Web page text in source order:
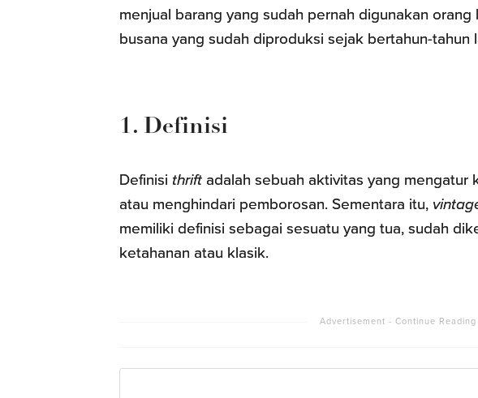
menjual barang yang sudah pernah digunakan
busana yang sudah diproduksi sejak bertahun-tahun
1. Definisi
Definisi thrift adalah sebuah aktivitas yang mengatur
atau menghindari pemborosan. Sementara itu,
memiliki definisi sebagai sesuatu yang tua, sudah
ketahanan atau klasik.